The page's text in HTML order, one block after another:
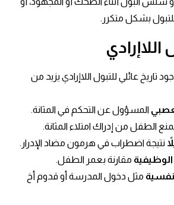
بشكل متكرر.
اللاإرادي
تاريخ عائلي للتبول اللاإرادي يزيد من
المسؤول عن التحكم في المثانة.
الطفل من إدراك امتلاء المثانة.
نتيجة اضطراب في هرمون مضاد الإدرار.
مقارنة بعمر الطفل.
مثل دخول المدرسة أو قدوم أخ